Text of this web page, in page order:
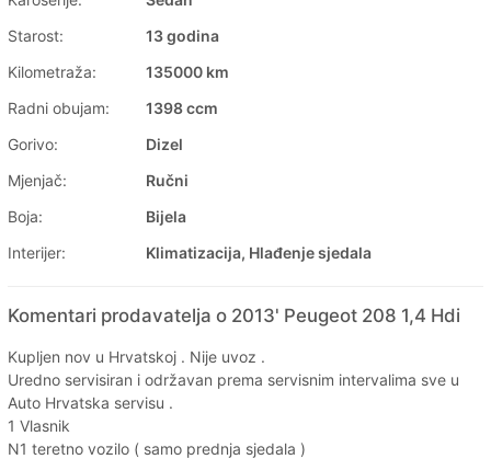
Starost:
13 godina
Kilometraža:
135000 km
Radni obujam:
1398 ccm
Gorivo:
Dizel
Mjenjač:
Ručni
Boja:
Bijela
Interijer:
Klimatizacija, Hlađenje sjedala
Komentari prodavatelja o 2013' Peugeot 208 1,4 Hdi
Kupljen nov u Hrvatskoj . Nije uvoz .
Uredno servisiran i održavan prema servisnim intervalima sve u
Auto Hrvatska servisu .
1 Vlasnik
N1 teretno vozilo ( samo prednja sjedala )